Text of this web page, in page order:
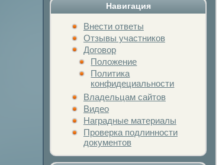
Навигация
Внести ответы
Отзывы участников
Договор
Положение
Политика
конфидециальности
Владельцам сайтов
Видео
Наградные материалы
Проверка подлинности
документов